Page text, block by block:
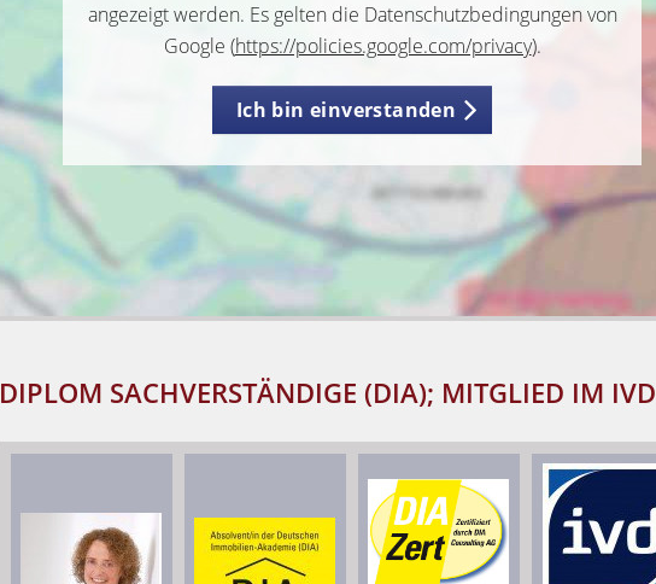
angezeigt werden. Es gelten die Datenschutzbedingungen von
Google (https://policies.google.com/privacy).
Ich bin einverstanden
DIPLOM SACHVERSTÄNDIGE (DIA); MITGLIED IM IVD